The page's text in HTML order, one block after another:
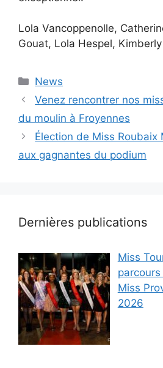
Lola Vancoppenolle,
Gouat, Lola Hespel,
Catégories
News
Venez rencontrer nos
du moulin à Froyennes
Élection de Miss Roubaix
aux gagnantes du podium
Dernières publications
Miss
Miss
2026